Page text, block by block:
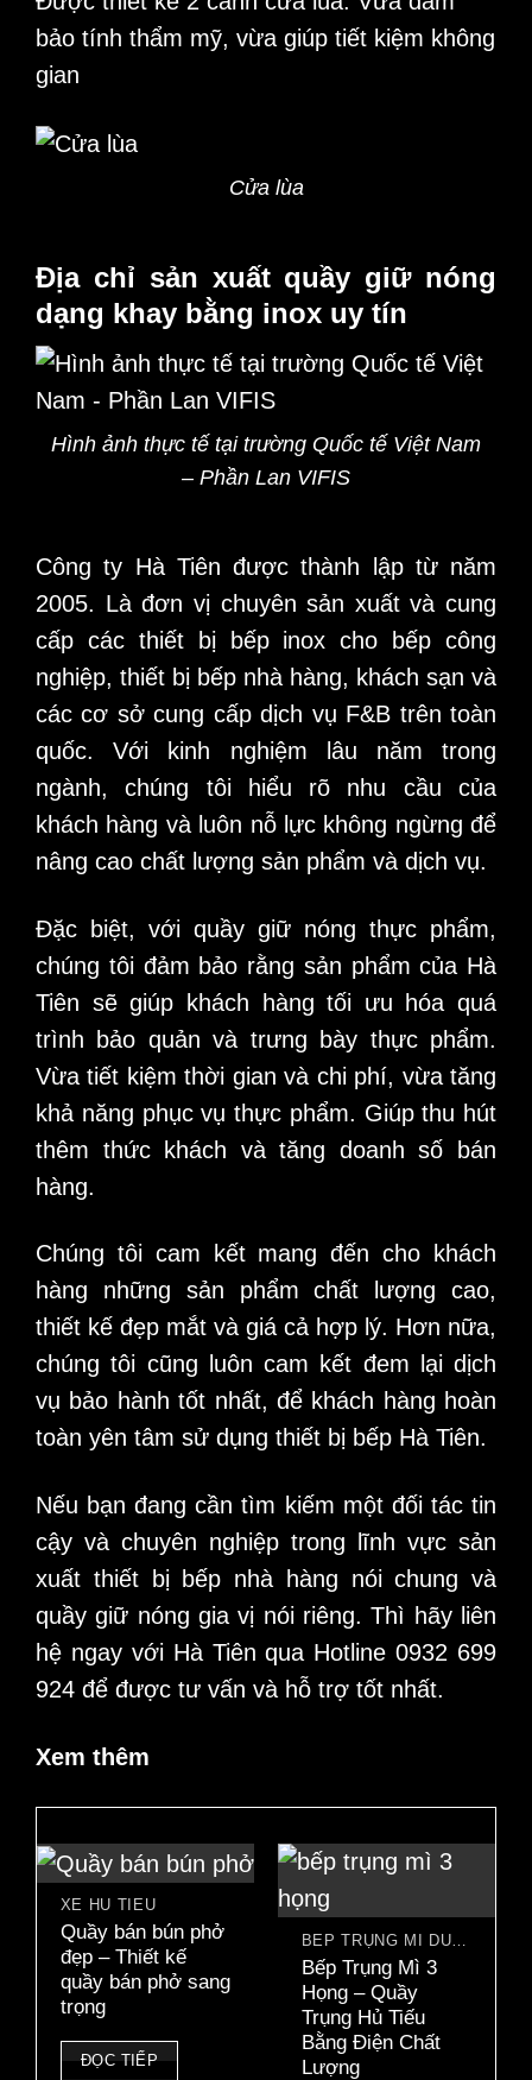
bảo tính thẩm mỹ, vừa giúp tiết kiệm không
gian
Cửa lùa
Địa chỉ sản xuất quầy giữ nóng
dạng khay bằng inox uy tín
Hình ảnh thực tế tại trường Quốc tế Việt Nam
– Phần Lan VIFIS
Công ty Hà Tiên được thành lập từ năm
2005. Là đơn vị chuyên sản xuất và cung
cấp các thiết bị bếp inox cho bếp công
nghiệp, thiết bị bếp nhà hàng, khách sạn và
các cơ sở cung cấp dịch vụ F&B trên toàn
quốc. Với kinh nghiệm lâu năm trong
ngành, chúng tôi hiểu rõ nhu cầu của
khách hàng và luôn nỗ lực không ngừng để
nâng cao chất lượng sản phẩm và dịch vụ.
Đặc biệt, với quầy giữ nóng thực phẩm,
chúng tôi đảm bảo rằng sản phẩm của Hà
Tiên sẽ giúp khách hàng tối ưu hóa quá
trình bảo quản và trưng bày thực phẩm.
Vừa tiết kiệm thời gian và chi phí, vừa tăng
khả năng phục vụ thực phẩm. Giúp thu hút
thêm thức khách và tăng doanh số bán
hàng.
Chúng tôi cam kết mang đến cho khách
hàng những sản phẩm chất lượng cao,
thiết kế đẹp mắt và giá cả hợp lý. Hơn nữa,
chúng tôi cũng luôn cam kết đem lại dịch
vụ bảo hành tốt nhất, để khách hàng hoàn
toàn yên tâm sử dụng thiết bị bếp Hà Tiên.
Nếu bạn đang cần tìm kiếm một đối tác tin
cậy và chuyên nghiệp trong lĩnh vực sản
xuất thiết bị bếp nhà hàng nói chung và
quầy giữ nóng gia vị nói riêng. Thì hãy liên
hệ ngay với Hà Tiên qua Hotline0932 699
924 để được tư vấn và hỗ trợ tốt nhất.
Xem thêm
XE HỦ TIẾU
Quầy bán bún phở
đẹp – Thiết kế
quầy bán phở sang
trọng
ĐỌC TIẾP
BẾP TRỤNG MÌ DÙNG ĐIỆN
Bếp Trụng Mì 3
Họng – Quầy
Trụng Hủ Tiếu
Bằng Điện Chất
Lượng